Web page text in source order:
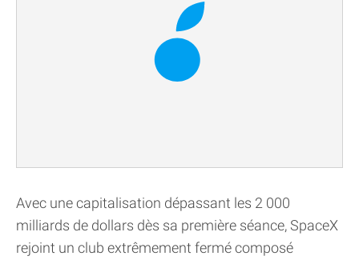
Avec une capitalisation dépassant les 2 000
milliards de dollars dès sa première séance, SpaceX
rejoint un club extrêmement fermé composé